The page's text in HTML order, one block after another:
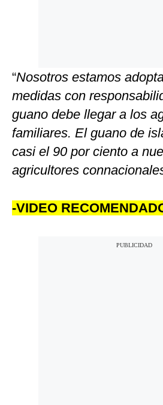
“Nosotros estamos
medidas con
guano debe llegar a los
familiares. El guano de
casi el 90 por ciento a
agricultores
-VIDEO